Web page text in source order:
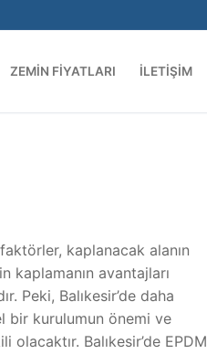
ZEMIN FIYATLARI İLETIŞIM
kaplanacak alanın
kaplamanın avantajları
Peki, Balıkesir’de daha
bir kurulumun önemi ve
Balıkesir’de EPDM